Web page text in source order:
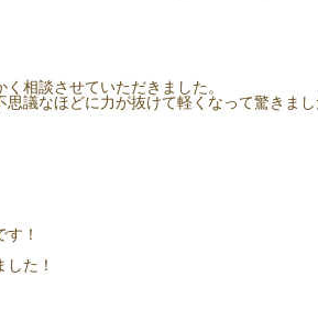
相談させていただきました。
議なほどに力が抜けて軽くなって驚きまし
！
た！